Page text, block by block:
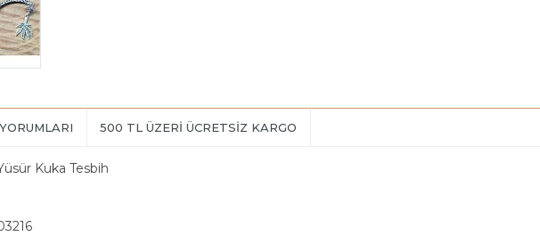
500 TL ÜZERİ ÜCRETSİZ KARGO
Kuka Tesbih